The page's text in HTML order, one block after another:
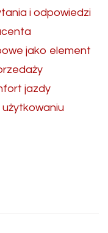
i odpowiedzi
jako element
jazdy